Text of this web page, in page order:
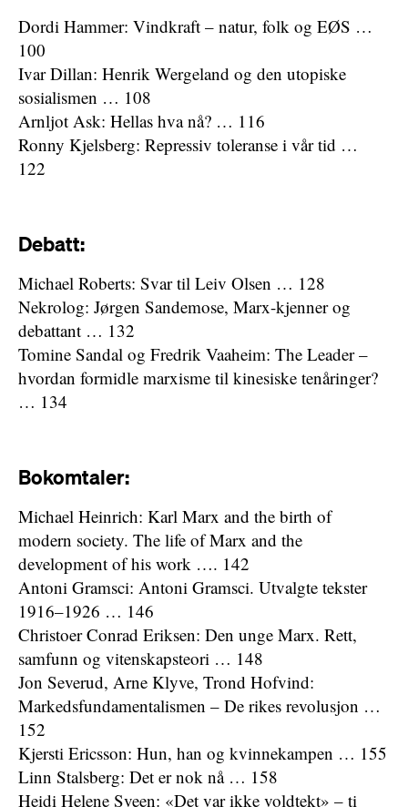
Dordi Hammer: Vindkraft – natur, folk og EØS …
100
Ivar Dillan: Henrik Wergeland og den utopiske
sosialismen … 108
Arnljot Ask: Hellas hva nå? … 116
Ronny Kjelsberg: Repressiv toleranse i vår tid …
122
Debatt:
Michael Roberts: Svar til Leiv Olsen … 128
Nekrolog: Jørgen Sandemose, Marx-kjenner og
debattant … 132
Tomine Sandal og Fredrik Vaaheim: The Leader –
hvordan formidle marxisme til kinesiske tenåringer?
… 134
Bokomtaler:
Michael Heinrich: Karl Marx and the birth of
modern society. The life of Marx and the
development of his work …. 142
Antoni Gramsci: Antoni Gramsci. Utvalgte tekster
1916–1926 … 146
Christoer Conrad Eriksen: Den unge Marx. Rett,
samfunn og vitenskapsteori … 148
Jon Severud, Arne Klyve, Trond Hofvind:
Markedsfundamentalismen – De rikes revolusjon …
152
Kjersti Ericsson: Hun, han og kvinnekampen … 155
Linn Stalsberg: Det er nok nå … 158
Heidi Helene Sveen: «Det var ikke voldtekt» – ti